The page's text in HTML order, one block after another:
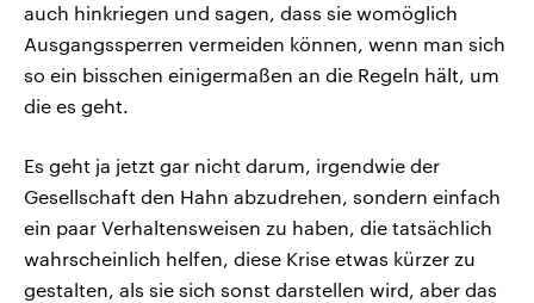
auch hinkriegen und sagen, dass sie womöglich
Ausgangssperren vermeiden können, wenn man sich
so ein bisschen einigermaßen an die Regeln hält, um
die es geht.
Es geht ja jetzt gar nicht darum, irgendwie der
Gesellschaft den Hahn abzudrehen, sondern einfach
ein paar Verhaltensweisen zu haben, die tatsächlich
wahrscheinlich helfen, diese Krise etwas kürzer zu
gestalten, als sie sich sonst darstellen wird, aber das